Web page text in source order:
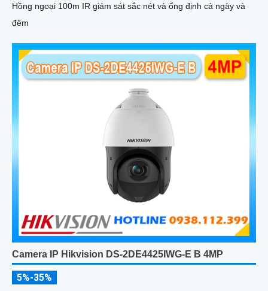
Hồng ngoại 100m IR giám sát sắc nét và ổng định cả ngày và
đêm
Camera IP Hikvision DS-2DE4425IWG-E B 4MP
5%-35%